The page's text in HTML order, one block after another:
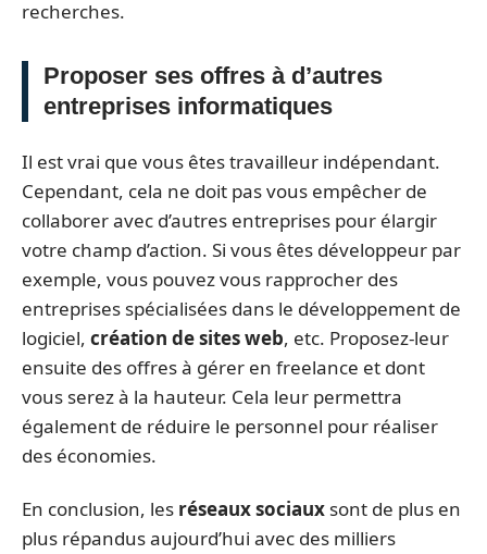
recherches.
Proposer ses offres à d’autres
entreprises informatiques
Il est vrai que vous êtes travailleur indépendant.
Cependant, cela ne doit pas vous empêcher de
collaborer avec d’autres entreprises pour élargir
votre champ d’action. Si vous êtes développeur par
exemple, vous pouvez vous rapprocher des
entreprises spécialisées dans le développement de
logiciel, création de sites web, etc. Proposez-leur
ensuite des offres à gérer en freelance et dont
vous serez à la hauteur. Cela leur permettra
également de réduire le personnel pour réaliser
des économies.
En conclusion, les réseaux sociaux sont de plus en
plus répandus aujourd’hui avec des milliers